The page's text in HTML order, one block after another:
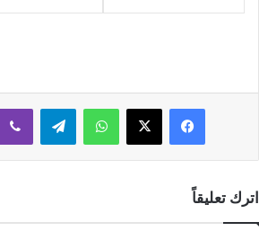
فيسبوك‫X واتسابتيلقرام
اترك تعليقاً